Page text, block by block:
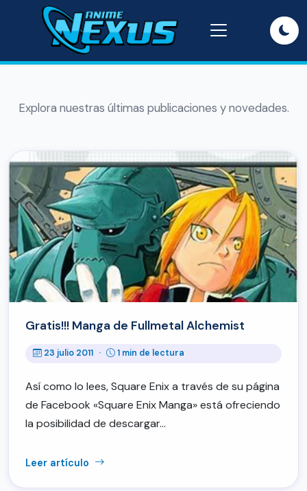
Explora nuestras últimas publicaciones y novedades.
Gratis!!! Manga de Fullmetal Alchemist
23 julio 2011 · 1 min de lectura
Así como lo lees, Square Enix a través de su página
de Facebook «Square Enix Manga» está ofreciendo
la posibilidad de descargar…
Leer artículo